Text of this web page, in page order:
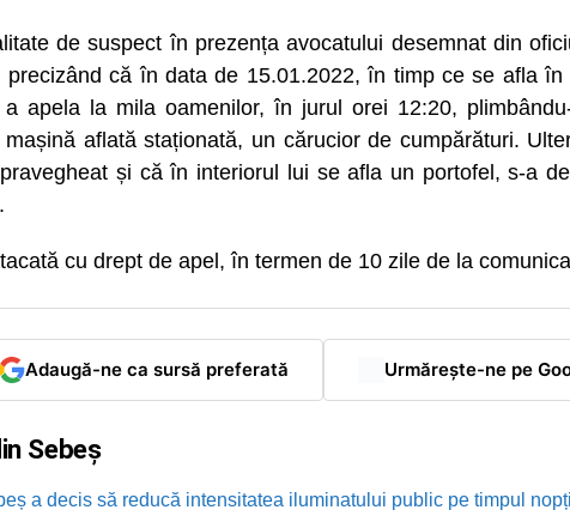
de suspect în prezența avocatului desemnat din
precizând că în data de 15.01.2022, în timp ce se afla în
a apela la mila oamenilor, în jurul orei 12:20,
aflată staționată, un cărucior de cumpărături.
și că în interiorul lui se afla un portofel, s-a
cu drept de apel, în termen de 10 zile de la
Adaugă-ne ca sursă preferată Urmărește-ne pe
Sebeș
a decis să reducă intensitatea iluminatului public pe timpul